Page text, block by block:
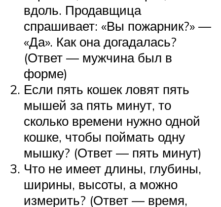
вдоль. Продавщица
спрашивает: «Вы пожарник?» —
«Да». Как она догадалась?
(Ответ — мужчина был в
форме)
Если пять кошек ловят пять
мышей за пять минут, то
сколько времени нужно одной
кошке, чтобы поймать одну
мышку? (Ответ — пять минут)
Что не имеет длины, глубины,
ширины, высоты, а можно
измерить? (Ответ — время,